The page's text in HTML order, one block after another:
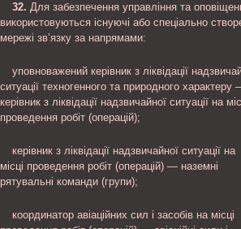
32. Для забезпечення управління та
використовуються існуючі або спеціально
мережі зв’язку за напрямами:
уповноважений керівник з ліквідації
ситуації техногенного та природного характеру
керівник з ліквідації надзвичайної ситуації на
проведення робіт (операцій);
керівник з ліквідації надзвичайної ситуації на
місці проведення робіт (операцій) — наземні
рятувальні команди (групи);
координатор авіаційних сил і засобів на місці